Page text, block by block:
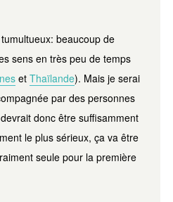
beaucoup de
sens en très peu de temps
et Thaïlande). Mais je serai
par des personnes
donc être suffisamment
le plus sérieux, ça va être
seule pour la première